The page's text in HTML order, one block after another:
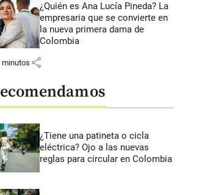
¿Quién es Ana Lucía Pineda? La
empresaria que se convierte en
la nueva primera dama de
Colombia
minutos share
¿Tiene una patineta o cicla
eléctrica? Ojo a las nuevas
reglas para circular en Colombia